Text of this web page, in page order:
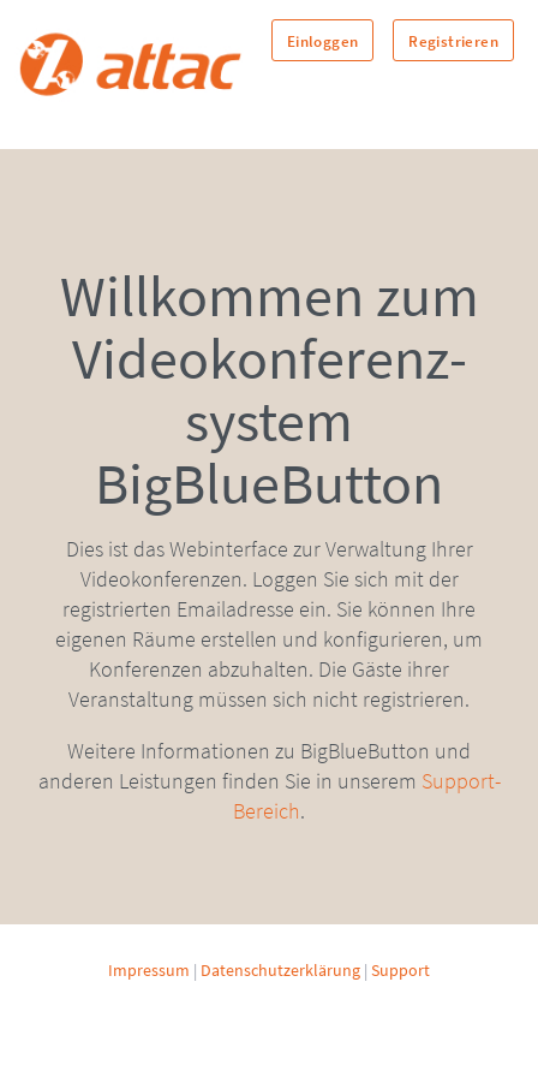
Einloggen Registrieren
Willkommen zum
Video­konfe­renz­
system
BigBlueButton
Dies ist das Webinterface zur Verwaltung Ihrer
Videokonferenzen. Loggen Sie sich mit der
registrierten Emailadresse ein. Sie können Ihre
eigenen Räume erstellen und konfigurieren, um
Konferenzen abzuhalten. Die Gäste ihrer
Veranstaltung müssen sich nicht registrieren.
Weitere Informationen zu BigBlueButton und
anderen Leistungen finden Sie in unserem Support-
Bereich.
Impressum | Datenschutzerklärung | Support